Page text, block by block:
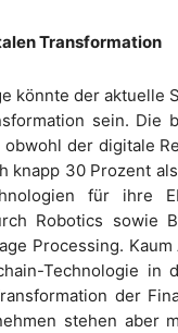
Transformation
könnte der aktuelle
sein. Die
der digitale
knapp 30 Prozent
für ihre
Robotics sowie
Processing.
Technologie in
der
stehen aber